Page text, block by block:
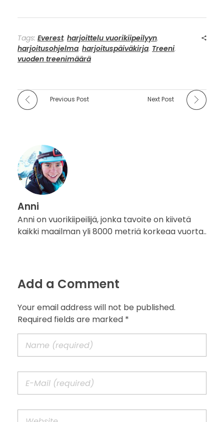
Tags: Everest, harjoittelu vuorikiipeilyyn,
harjoitusohjelma, harjoituspäiväkirja, Treeni,
vuoden treenimäärä
Previous Post Next Post
Anni
Anni on vuorikiipeilijä, jonka tavoite on kiivetä
kaikki maailman yli 8000 metriä korkeaa vuorta..
Add a Comment
Your email address will not be published.
Required fields are marked *